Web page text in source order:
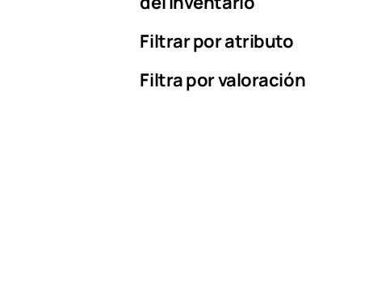
Filtrar por atributo
Filtra por valoración